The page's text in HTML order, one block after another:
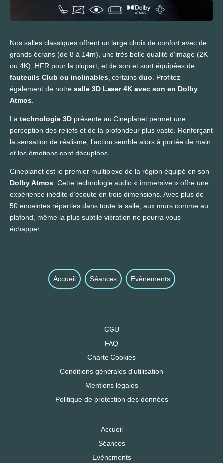
Nos salles classiques offrent un large choix de confort avec de
grands écrans (de 8 à 14m), une très belle qualité d'image (2K
ou 4K), HFR pour la plupart, et de son et sont équipées de
fauteuils Club ou inclinables , certains duo . Profitez
également de notre salle 3D Laser 4K avec son en Dolby
Atmos
La technologie 3D présente au Cineplanet permet une
perception des reliefs et de la profondeur plus vaste. Renforçant
la sensation de réalisme, l’action semble alors à portée de main
et les émotions sont décuplées.
Cineplanet est le premier multiplexe de la région équipé en son
Dolby Atmos . Cette technologie audio « immersive » offre une
expérience inédite d’écoute en trois dimensions. Avec plus de
50 enceintes réparties dans toute la salle, aux murs comme au
plafond, même la plus subtile vibration ne pourra vous
échapper.
Accueil Séances Evènements
CGU
FAQ
Charte Cookies
Conditions générales d'utilisation
Mentions légales
Politique de protection des données
Accueil
Séances
Evènements